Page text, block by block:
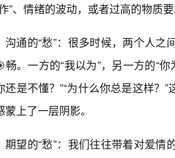
”、情绪的波动，或者过高的物质
沟通的“愁”：很多时候，两个人
畅。一方的“我以为”，另一方的“
还是不懂？”“为什么你总是这样？
蒙上了一层阴影。
期望的“愁”：我们往往带着对爱